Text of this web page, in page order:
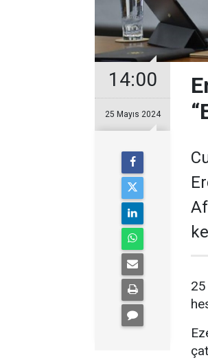
14:00
25 Mayıs 2024